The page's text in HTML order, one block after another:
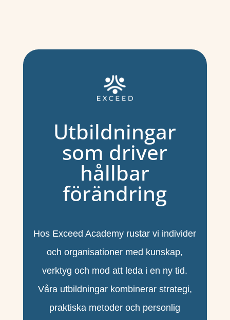
Utbildningar
som driver
hållbar
förändring
Hos Exceed Academy rustar vi individer
och organisationer med kunskap,
verktyg och mod att leda i en ny tid.
Våra utbildningar kombinerar strategi,
praktiska metoder och personlig